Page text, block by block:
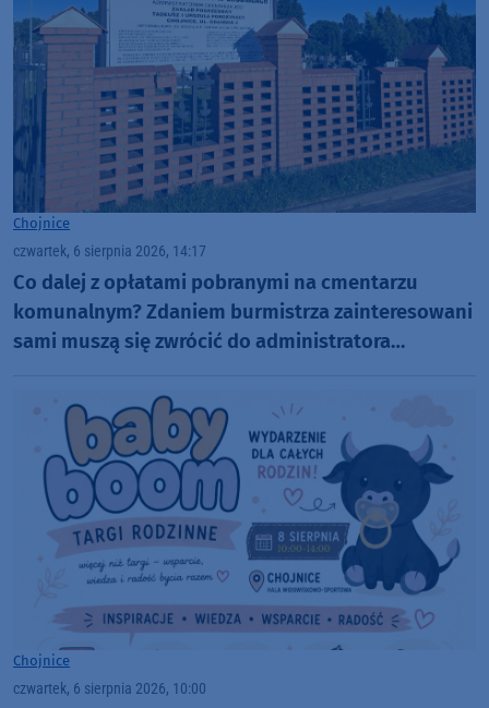
Chojnice
czwartek, 6 sierpnia 2026, 14:17
Co dalej z opłatami pobranymi na cmentarzu
komunalnym? Zdaniem burmistrza zainteresowani
sami muszą się zwrócić do administratora
Chojnice
czwartek, 6 sierpnia 2026, 10:00